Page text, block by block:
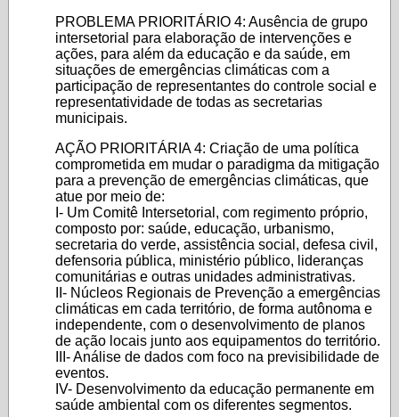
PROBLEMA PRIORITÁRIO 4: Ausência de grupo
intersetorial para elaboração de intervenções e
ações, para além da educação e da saúde, em
situações de emergências climáticas com a
participação de representantes do controle social e
representatividade de todas as secretarias
municipais.
AÇÃO PRIORITÁRIA 4: Criação de uma política
comprometida em mudar o paradigma da mitigação
para a prevenção de emergências climáticas, que
atue por meio de:
I- Um Comitê Intersetorial, com regimento próprio,
composto por: saúde, educação, urbanismo,
secretaria do verde, assistência social, defesa civil,
defensoria pública, ministério público, lideranças
comunitárias e outras unidades administrativas.
II- Núcleos Regionais de Prevenção a emergências
climáticas em cada território, de forma autônoma e
independente, com o desenvolvimento de planos
de ação locais junto aos equipamentos do território.
III- Análise de dados com foco na previsibilidade de
eventos.
IV- Desenvolvimento da educação permanente em
saúde ambiental com os diferentes segmentos.